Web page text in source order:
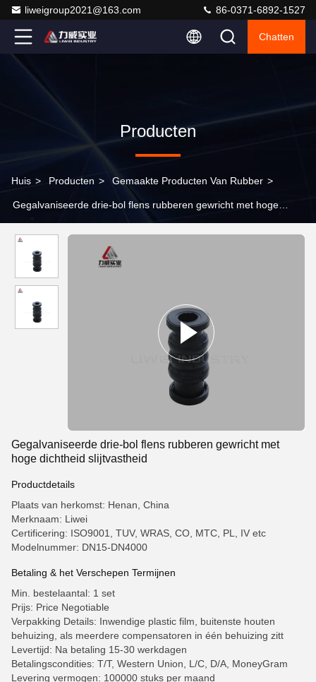
liweigroup2021@163.com 86-0371-6892-1527
Chatten
Producten
Huis > Producten > Gemaakte Producten Van Rubber >
Gegalvaniseerde drie-bol flens rubberen gewricht met hoge
Gegalvaniseerde drie-bol flens rubberen gewricht met
hoge dichtheid slijtvastheid
Productdetails
Plaats van herkomst: Henan, China
Merknaam: Liwei
Certificering: ISO9001, TUV, WRAS, CO, MTC, PL, IV etc
Modelnummer: DN15-DN4000
Betaling & het Verschepen Termijnen
Min. bestelaantal: 1 set
Prijs: Price Negotiable
Verpakking Details: Inwendige plastic film, buitenste houten
behuizing, als meerdere compensatoren in één behuizing zitt
Levertijd: Na betaling 15-30 werkdagen
Betalingscondities: T/T, Western Union, L/C, D/A, MoneyGram
Levering vermogen: 100000 stuks per maand